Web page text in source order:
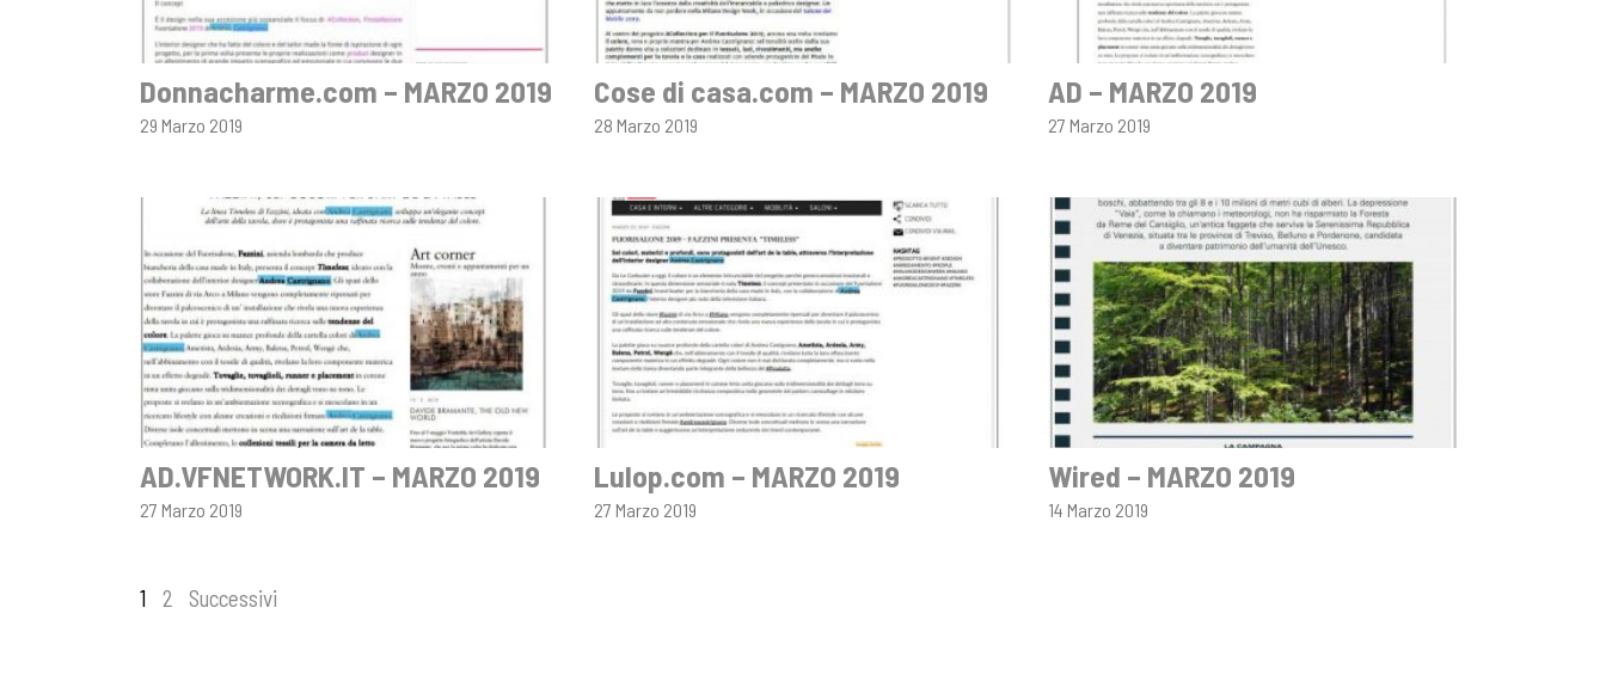
Donnacharme.com – MARZO 2019
29 Marzo 2019
Cose di casa.com – MARZO 2019
28 Marzo 2019
AD – MARZO 2019
27 Marzo 2019
AD.VFNETWORK.IT – MARZO 2019
27 Marzo 2019
Lulop.com – MARZO 2019
27 Marzo 2019
Wired – MARZO 2019
14 Marzo 2019
Navigazione
1 2 Successivi